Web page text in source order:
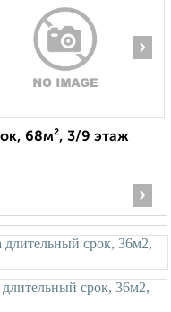
›
68м², 3/9 этаж
›